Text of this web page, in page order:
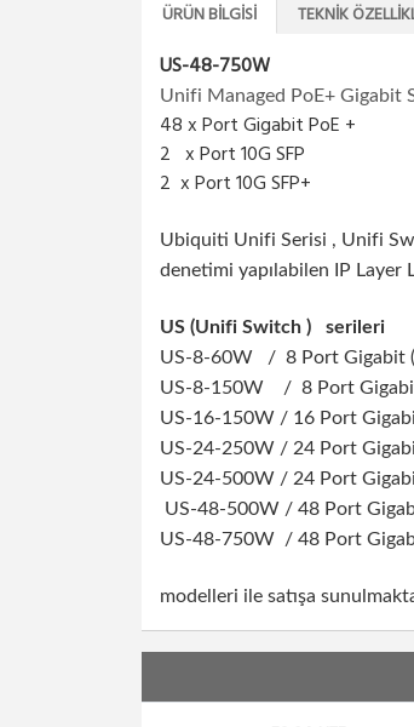
ÜRÜN BILGISI TEKNIK
US-48-750W
Unifi Managed PoE+ Gigabit
48 x Port Gigabit PoE +
2 x Port 10G SFP
2 x Port 10G SFP+
Ubiquiti Unifi Serisi , Unifi
denetimi yapılabilen IP Layer
US (Unifi Switch ) serileri
US-8-60W / 8 Port Gigabit
US-8-150W / 8 Port
US-16-150W / 16 Port
US-24-250W / 24 Port
US-24-500W / 24 Port
US-48-500W / 48 Port
US-48-750W / 48 Port
modelleri ile satışa